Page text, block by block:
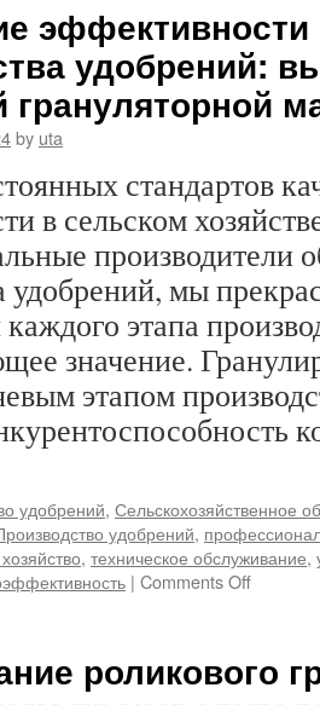
эффективный
и
инновационный
партнер
производстве
удобрений
эффективности
удобрений:
грануляторной
by uta
стандартов
в сельском
производители
удобрений, мы
этапа
значение.
этапом
удобрений, Сельскохозяйственное
удобрений,
, техническое обслуживание,
| Comments Offon
роликового